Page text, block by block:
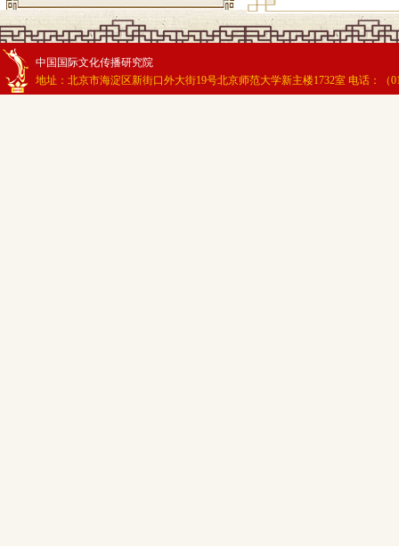
中国国际文化传播研究院
地址：北京市海淀区新街口外大街19号北京师范大学新主楼1732室 电话：（